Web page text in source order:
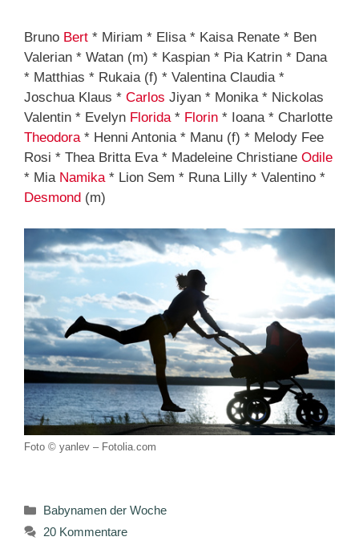
Bruno Bert * Miriam * Elisa * Kaisa Renate * Ben
Valerian * Watan (m) * Kaspian * Pia Katrin * Dana
* Matthias * Rukaia (f) * Valentina Claudia *
Joschua Klaus * Carlos Jiyan * Monika * Nickolas
Valentin * Evelyn Florida* Florin * Ioana * Charlotte
Theodora* Henni Antonia * Manu (f) * Melody Fee
Rosi * Thea Britta Eva * Madeleine Christiane Odile
* Mia Namika* Lion Sem * Runa Lilly * Valentino *
Desmond (m)
Foto © yanlev – Fotolia.com
Kategorien
Babynamen der Woche
20 Kommentare